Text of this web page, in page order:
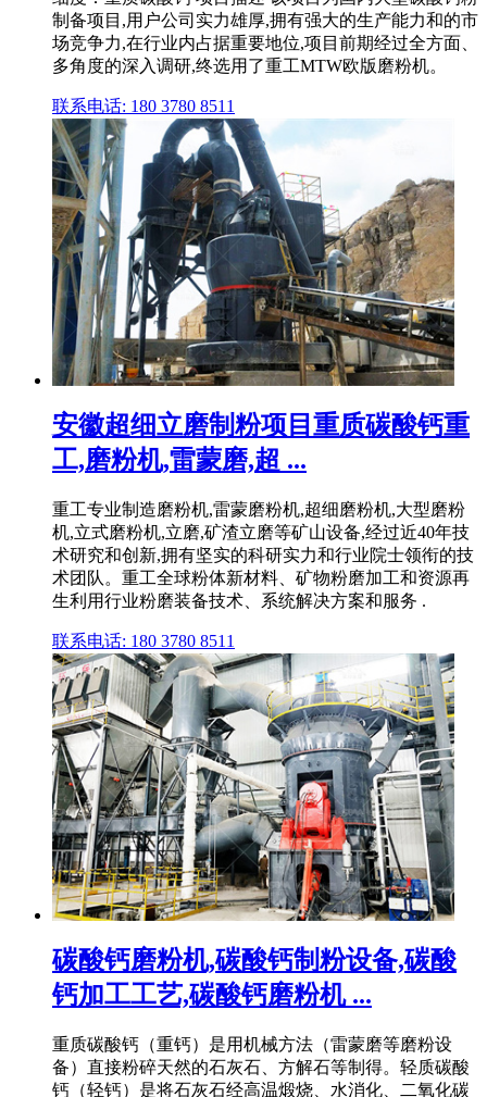
制备项目,用户公司实力雄厚,拥有强大的生产能力和的市
场竞争力,在行业内占据重要地位,项目前期经过全方面、
多角度的深入调研,终选用了重工MTW欧版磨粉机。
联系电话: 180 3780 8511
安徽超细立磨制粉项目重质碳酸钙重
工,磨粉机,雷蒙磨,超 ...
重工专业制造磨粉机,雷蒙磨粉机,超细磨粉机,大型磨粉
机,立式磨粉机,立磨,矿渣立磨等矿山设备,经过近40年技
术研究和创新,拥有坚实的科研实力和行业院士领衔的技
术团队。重工全球粉体新材料、矿物粉磨加工和资源再
生利用行业粉磨装备技术、系统解决方案和服务 .
联系电话: 180 3780 8511
碳酸钙磨粉机,碳酸钙制粉设备,碳酸
钙加工工艺,碳酸钙磨粉机 ...
重质碳酸钙（重钙）是用机械方法（雷蒙磨等磨粉设
备）直接粉碎天然的石灰石、方解石等制得。轻质碳酸
钙（轻钙）是将石灰石经高温煅烧、水消化、二氧化碳